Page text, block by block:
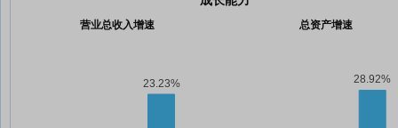
营业总收入增速 总资产增速